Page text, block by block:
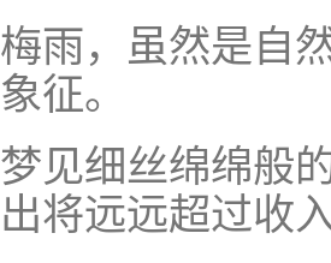
梅雨，虽然是自
象征。
梦见细丝绵绵般
出将远远超过收